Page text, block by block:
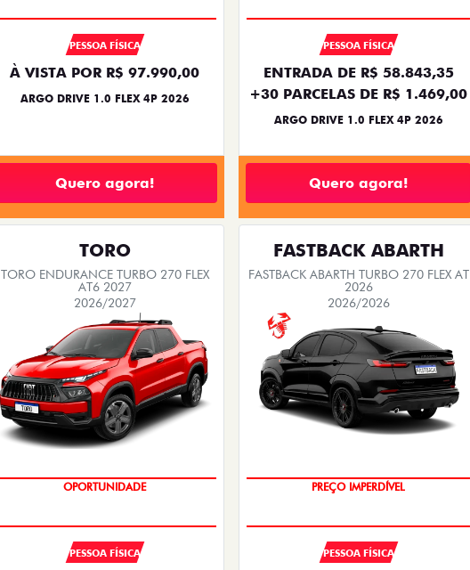
PESSOA FÍSICA
À VISTA POR R$ 97.990,00
ARGO DRIVE 1.0 FLEX 4P 2026
Quero agora!
PESSOA FÍSICA
ENTRADA DE R$ 58.843,35
+30 PARCELAS DE R$ 1.469,00
ARGO DRIVE 1.0 FLEX 4P 2026
Quero agora!
TORO
TORO ENDURANCE TURBO 270 FLEX
AT6 2027
2026/2027
SUPERVALORIZAÇÃO DO USADO
PESSOA FÍSICA
FASTBACK ABARTH
FASTBACK ABARTH TURBO 270 FLEX AT
2026
2026/2026
SAIA DE FIAT 0KM
PESSOA FÍSICA